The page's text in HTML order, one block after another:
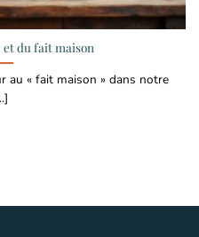
du fait maison
au « fait maison » dans notre